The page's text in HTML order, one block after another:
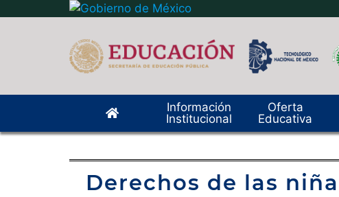
Información
Institucional
Oferta
Educativa
Derechos de las